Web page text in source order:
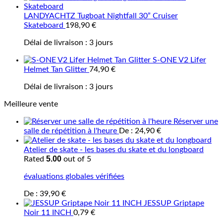
LANDYACHTZ Tugboat Nightfall 30” Cruiser
Skateboard 198,90 €
Délai de livraison : 3 jours
S-ONE V2 Lifer
Helmet Tan Glitter 74,90 €
Délai de livraison : 3 jours
Meilleure vente
Réserver une
salle de répétition à l'heure De : 24,90 €
Atelier de skate - les bases du skate et du longboard
Rated 5.00 out of 5
évaluations globales vérifiées
De : 39,90 €
JESSUP Griptape
Noir 11 INCH 0,79 €